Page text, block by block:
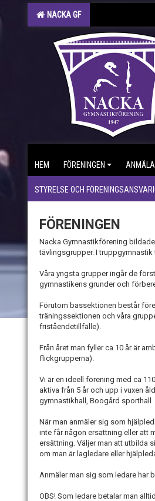
NACKA GF
HEM FÖRENINGEN
STYRELSE OCH
FÖRENINGEN
Nacka Gymnastikförening
tävlingsgrupper. I
Våra yngsta grupper ingår de
gymnastikens grunder och
Förutom bassektionen består
träningssektionen och våra
friståendetillfälle).
Från året man fyller ca 10 år är
flickgrupperna).
Vi är en ideell förening med ca
aktiva från 5 år och upp i vuxen
gymnastikhall, Boogård sporthall
När man anmäler sig som
inte får någon ersättning eller att
ersättning. Väljer man att utbilda
om man är lagledare eller
Anmäler man sig som ledare har
OBS! Som ledare betalar man